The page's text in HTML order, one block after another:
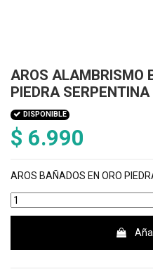
AROS ALAMBRISMO
PIEDRA SERPENTINA
DISPONIBLE
$ 6.990
AROS BAÑADOS EN ORO